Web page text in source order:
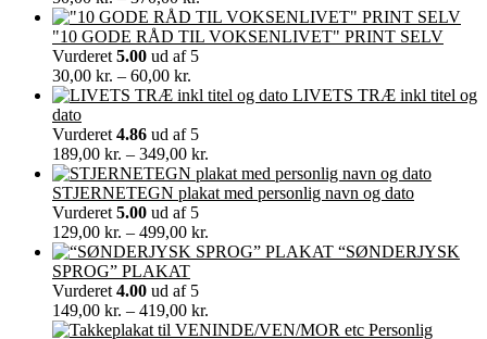
50,00 kr.
til
"10 GODE RÅD TIL VOKSENLIVET" PRINT SELV
Vurderet 5.00 ud af 5
30,00 kr. – 60,00 kr.
30,00 kr.
60,00 kr.
LIVETS TRÆ inkl titel og
dato
Vurderet 4.86 ud af 5
189,00 kr. – 349,00 kr.
189,00 kr.
til
STJERNETEGN plakat med personlig navn og dato
Vurderet 5.00 ud af 5
129,00 kr. – 499,00 kr.
129,00 kr.
“SØNDERJYSK
SPROG” PLAKAT
Vurderet 4.00 ud af 5
149,00 kr. – 419,00 kr.
149,00 kr.